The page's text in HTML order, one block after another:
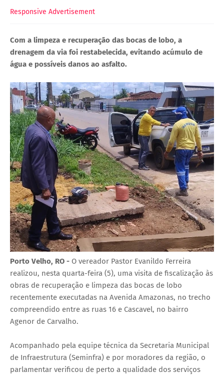
Responsive Advertisement
Com a limpeza e recuperação das bocas de lobo, a
drenagem da via foi restabelecida, evitando acúmulo de
água e possíveis danos ao asfalto.
Porto Velho, RO - O vereador Pastor Evanildo Ferreira
realizou, nesta quarta-feira (5), uma visita de fiscalização às
obras de recuperação e limpeza das bocas de lobo
recentemente executadas na Avenida Amazonas, no trecho
compreendido entre as ruas 16 e Cascavel, no bairro
Agenor de Carvalho.
Acompanhado pela equipe técnica da Secretaria Municipal
de Infraestrutura (Seminfra) e por moradores da região, o
parlamentar verificou de perto a qualidade dos serviços